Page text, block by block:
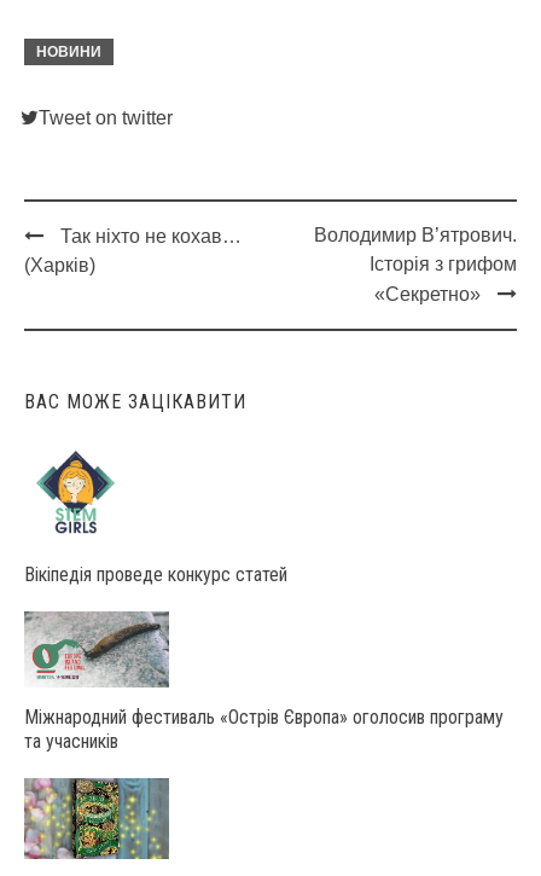
НОВИНИ
Tweet on twitter
Post
Так ніхто не кохав…
(Харків)
Володимир В’ятрович.
Історія з грифом
«Секретно»
ВАС МОЖЕ ЗАЦІКАВИТИ
Вікіпедія проведе конкурс статей
Міжнародний фестиваль «Острів Європа» оголосив програму
та учасників